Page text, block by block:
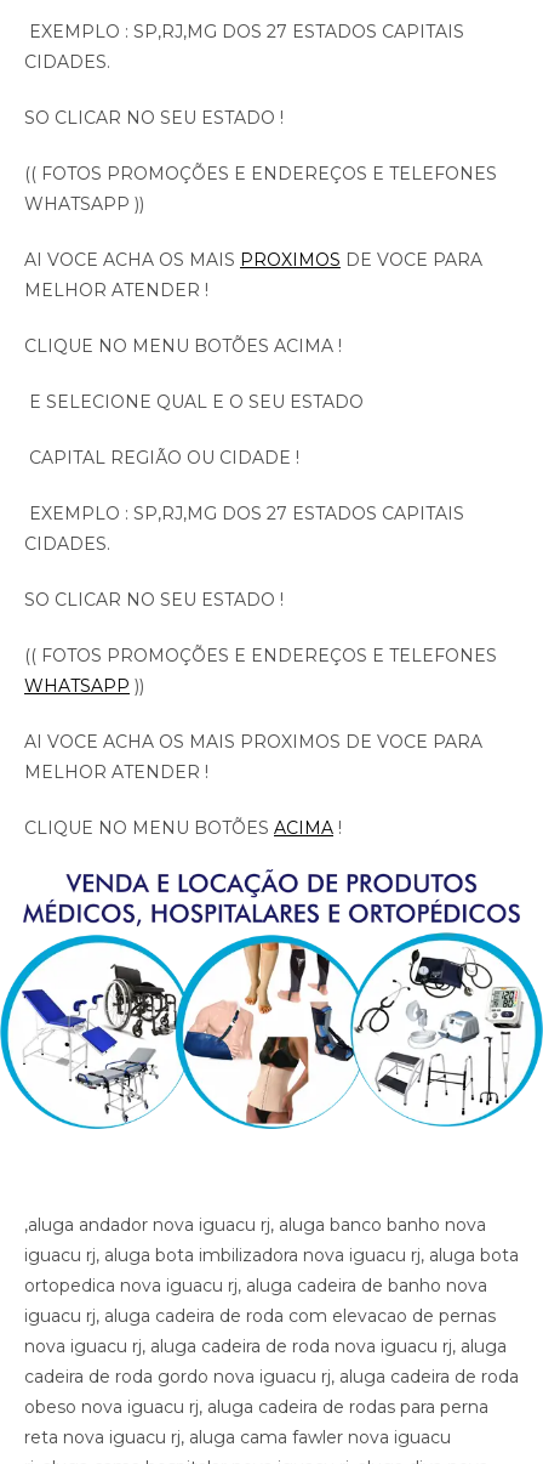
EXEMPLO : SP,RJ,MG DOS 27 ESTADOS CAPITAIS
CIDADES.
SO CLICAR NO SEU ESTADO !
(( FOTOS PROMOÇÕES E ENDEREÇOS E TELEFONES
WHATSAPP ))
AI VOCE ACHA OS MAIS PROXIMOS DE VOCE PARA
MELHOR ATENDER !
CLIQUE NO MENU BOTÕES ACIMA !
E SELECIONE QUAL E O SEU ESTADO
CAPITAL REGIÃO OU CIDADE !
EXEMPLO : SP,RJ,MG DOS 27 ESTADOS CAPITAIS
CIDADES.
SO CLICAR NO SEU ESTADO !
(( FOTOS PROMOÇÕES E ENDEREÇOS E TELEFONES
WHATSAPP ))
AI VOCE ACHA OS MAIS PROXIMOS DE VOCE PARA
MELHOR ATENDER !
CLIQUE NO MENU BOTÕES ACIMA !
,aluga andador nova iguacu rj, aluga banco banho nova iguacu rj, aluga bota imbilizadora nova iguacu rj, aluga bota ortopedica nova iguacu rj, aluga cadeira de banho nova iguacu rj, aluga cadeira de roda com elevacao de pernas nova iguacu rj, aluga cadeira de roda nova iguacu rj, aluga cadeira de roda gordo nova iguacu rj, aluga cadeira de roda obeso nova iguacu rj, aluga cadeira de rodas para perna reta nova iguacu rj, aluga cama fawler nova iguacu rj, aluga cama hospitalar nova iguacu rj, aluga diva nova iguacu rj, aluga maca nova iguacu rj, aluga muleta nova iguacu rj, alugar cama hospitalar nova iguacu rj , aluguel andador nova iguacu rj, aluguel banco de banho nova iguacu rj, aluguel bota imobilizadora nova iguacu rj, aluguel bota ortopedica nova iguacu rj, aluguel cadeira de banho nova iguacu rj, aluguel cadeira de roda nova iguacu rj, aluguel cadeira de roda gordo nova iguacu rj, aluguel cadeira de roda obeso nova iguacu rj, aluguel cadeira de rodas com elevacao de pernas nova iguacu rj, aluguel cadeira de rodas para perna reta nova iguacu rj, aluguel cama fawler nova iguacu rj, aluguel cama hospitalar nova iguacu rj, aluguel diva nova iguacu rj, aluguel maca nova iguacu rj, aluguel maca nova iguacu rj, aluguel muleta nova iguacu rj, andador nova iguacu rj, artigos hospitalares nova iguacu rj, assento para banho nova iguacu rj, banco para banho nova iguacu rj, bota imibilizadora nova iguacu rj, bota imobilizadora nova iguacu rj, bota ortopedica barata nova iguacu rj, bota ortopedica nova iguacu rj, cadeira de higiene nova iguacu rj, cadeira de banho nova iguacu rj, cadeira de higiene nova iguacu rj, cadeira de necessidades nova iguacu rj, cadeira de roda gordo nova iguacu rj, cadeira de roda obeso nova iguacu rj, cadeira de rodas aluguel nova iguacu rj, cadeira de rodas elevacao de pernas nova iguacu rj, cadeira de rodas higienica nova iguacu rj, cadeira de rodas para banho preco nova iguacu rj, cadeira de rodas para gordo nova iguacu rj, cadeira higienica dobravel nova iguacu rj, cadeira higienica preco nova iguacu rj, cadeira para banho preco nova iguacu rj, cadeira para vaso nova iguacu rj, cadeiras de rodas nova iguacu rj, calha afo ortopedica pe caido nova iguacu rj, calha afo ortopedica pe caido nova iguacu rj, calha afo ortopedica pe caido nova iguacu rj, cama fawler nova iguacu rj, cama hospitalar automatica nova iguacu rj, cama hospitalar nova iguacu rj, cama hospitalar manual nova iguacu rj, cedeira de rodas nova iguacu rj, cilindro de oxigenio medicinal nova iguacu rj, clinica ortopedica nova iguacu rj, clinica so trauma nova iguacu rj, colar cervical nova iguacu rj, diva nova iguacu rj, equipamentos medicos nova iguacu rj, fisioterapia nova iguacu rj, hospital nova iguacu rj, hospital so trauma nova iguacu rj, imobilizador articulado cotovelo nova iguacu rj, imobilizador articulado joelho nova iguacu rj, imobilizador articulado joelho nova iguacu rj, imobilizador articulado nova iguacu rj, joelheira nova iguacu rj, joelheira ortopedica brace nova iguacu rj, joelheira ortopedica brace nova iguacu rj nova iguacu rj, joelheira ortopedica nova iguacu rj, joelheira ortopedica nova iguacu rj, joelheira ortopedica nova iguacu rj, joelheira ortopedica nova iguacu rj, joelheira ortopedica nova iguacu rj, locacao andador nova iguacu rj, locacao banco de banho nova iguacu rj, locacao bota imobilizadora nova iguacu rj, locacao bota ortopedica nova iguacu rj, locacao cadeira de banho nova iguacu rj, locacao cadeira de roda nova iguacu rj, locacao cadeira de roda gordo nova iguacu rj, locacao cadeira de roda obeso nova iguacu rj, locacao cadeira de rodas elevalcao de pernas nova iguacu rj, locacao cama fawler nova iguacu rj, locacao cama hospitalar nova iguacu rj, locacao de cadeira de rodas nova iguacu rj, locacao de cadeira de rodas para perna reta nova iguacu rj, locacao diva nova iguacu rj, locacao maca nova iguacu rj, locacao maca nova iguacu rj, locacao muleta nova iguacu rj, locadora andador nova iguacu rj, locadora banco de banho nova iguacu rj, locadora bota imobilizadora nova iguacu rj, locadora bota ortopedica nova iguacu rj, locadora cadeira de banho nova iguacu rj, locadora cadeira de roda nova iguacu rj, locadora cadeira de roda gordo nova iguacu rj, locadora cadeira de roda obeso nova iguacu rj, locadora cadeira de rodas elevecao de pernas, locadora cadeira de rodas para perna reta nova iguacu rj, locadora cama fawler nova iguacu rj, locadora cama hospitalar nova iguacu rj, locadora diva nova iguacu rj, locadora maca nova iguacu rj, locadora maca nova iguacu rj, locadora muleta nova iguacu rj, loja bota ortopedica nova iguacu rj, loja cadeira de banho nova iguacu rj, loja cadeira de roda nova iguacu rj, loja cama hospitalar nova iguacu rj, loja muleta nova iguacu rj, loja produtos medicos nova iguacu rj, loja produtos hospitalar nova iguacu rj, loja produtos hospitalares nova iguacu rj, loja produtos medicos nova iguacu rj, loja produtos ortopedicos nova iguacu rj, loja vende andador nova iguacu rj, loja vende bota ortopedica nova iguacu rj, loja vende cadeira de rodas perna reta nova iguacu rj, loja vende cama fawler nova iguacu rj, loja vende muleta nova iguacu rj, loja vende tipoia nova iguacu rj, maca nova iguacu rj, material cirurgico nova iguacu rj, medico ortopedista nova iguacu rj, muleta barata nova iguacu rj, muleta nova iguacu rj, muleta usada nova iguacu rj, muletas nova iguacu rj, munhequeira nova iguacu rj, ortese articulada cotovelo nova iguacu rj, ortese articulada cotovelo nova iguacu rj, ortese articulado cotovelo nova iguacu rj, ortese notuna facite plantar nova iguacu rj, ortese noturna facite plantar nova iguacu rj, ortese noturna facite plantar nova iguacu rj, ortopedia nova iguacu rj, poltrona hospitalar preco nova iguacu rj, poltrona reclinavel hospitalar nova iguacu rj, preco cadeira de banho nova iguacu rj, preco cama hospitalar nova iguacu rj, produtos hospitalares nova iguacu rj, produtos medicos nova iguacu rj, reabilitacao nova iguacu rj, sutia cirurgia nova iguacu rj, sutia ortopedico nova iguacu rj, sutia ortopedico nova iguacu rj, sutia pos operatorio nova iguacu rj, sutia pos operatorio nova iguacu rj, tala nova iguacu rj, talas nova iguacu rj, tipoia nova iguacu rj, venda muleta nova iguacu rj, vende cadeira de banho nova iguacu rj, vende maca nova iguacu rj, vende muleta nova iguacu rj, vende produtos hospitalares nova iguacu rj, vende produtos medicos nova iguacu rj, ,aluga andador nova iguacu rj, aluga banco banho nova iguacu rj, aluga bota imbilizadora nova iguacu rj, aluga bota ortopedica nova iguacu rj, aluga cadeira de banho nova iguacu rj, aluga cadeira de roda com elevacao de pernas nova iguacu rj, aluga cadeira de roda nova iguacu rj, aluga cadeira de roda gordo nova iguacu rj, aluga cadeira de roda obeso nova iguacu rj, aluga cadeira de rodas para perna reta nova iguacu rj, aluga cama fawler nova iguacu rj, aluga cama hospitalar nova iguacu rj, aluga diva nova iguacu rj, aluga maca nova iguacu rj, aluga muleta nova iguacu rj, alugar cama hospitalar nova iguacu rj , aluguel andador nova iguacu rj, aluguel banco de banho nova iguacu rj, aluguel bota imobilizadora nova iguacu rj, aluguel bota ortopedica nova iguacu rj, aluguel cadeira de banho nova iguacu rj, aluguel cadeira de roda nova iguacu rj, aluguel cadeira de roda gordo nova iguacu rj, aluguel cadeira de roda obeso nova iguacu rj, aluguel cadeira de rodas com elevacao de pernas nova iguacu rj, aluguel cadeira de rodas para perna reta nova iguacu rj, aluguel cama fawler nova iguacu rj, aluguel cama hospitalar nova iguacu rj, aluguel diva nova iguacu rj, aluguel maca nova iguacu rj, aluguel maca nova iguacu rj, aluguel muleta nova iguacu rj, andador nova iguacu rj, artigos hospitalares nova iguacu rj, assento para banho nova iguacu rj, banco para banho nova iguacu rj, bota imibilizadora nova iguacu rj, bota imobilizadora nova iguacu rj, bota ortopedica barata nova iguacu rj, bota ortopedica nova iguacu rj, cadeira de higiene nova iguacu rj, cadeira de banho nova iguacu rj, cadeira de higiene nova iguacu rj, cadeira de necessidades nova iguacu rj, cadeira de roda gordo nova iguacu rj, cadeira de roda obeso nova iguacu rj, cadeira de rodas aluguel nova iguacu rj, cadeira de rodas elevacao de pernas nova iguacu rj, cadeira de rodas higienica nova iguacu rj, cadeira de rodas para banho preco nova iguacu rj, cadeira de rodas para gordo nova iguacu rj, cadeira higienica dobravel nova iguacu rj, cadeira higienica preco nova iguacu rj, cadeira para banho preco nova iguacu rj, cadeira para vaso nova iguacu rj, cadeiras de rodas nova iguacu rj, calha afo ortopedica pe caido nova iguacu rj, calha afo ortopedica pe caido nova iguacu rj, calha afo ortopedica pe caido nova iguacu rj, cama fawler nova iguacu rj, cama hospitalar automatica nova iguacu rj, cama hospitalar nova iguacu rj, cama hospitalar manual nova iguacu rj, cedeira de rodas nova iguacu rj, cilindro de oxigenio medicinal nova iguacu rj, clinica ortopedica nova iguacu rj, clinica so trauma nova iguacu rj, colar cervical nova iguacu rj, diva nova iguacu rj, equipamentos medicos nova iguacu rj, fisioterapia nova iguacu rj, hospital nova iguacu rj, hospital so trauma nova iguacu rj, imobilizador articulado cotovelo nova iguacu rj, imobilizador articulado joelho nova iguacu rj, imobilizador articulado joelho nova iguacu rj, imobilizador articulado nova iguacu rj, joelheira nova iguacu rj, joelheira ortopedica brace nova iguacu rj, joelheira ortopedica brace nova iguacu rj nova iguacu rj, joelheira ortopedica nova iguacu rj, joelheira ortopedica nova iguacu rj, joelheira ortopedica nova iguacu rj, joelheira ortopedica nova iguacu rj, joelheira ortopedica nova iguacu rj, locacao andador nova iguacu rj, locacao banco de banho nova iguacu rj, locacao bota imobilizadora nova iguacu rj, locacao bota ortopedica nova iguacu rj, locacao cadeira de banho nova iguacu rj, locacao cadeira de roda nova iguacu rj, locacao cadeira de roda gordo nova iguacu rj,